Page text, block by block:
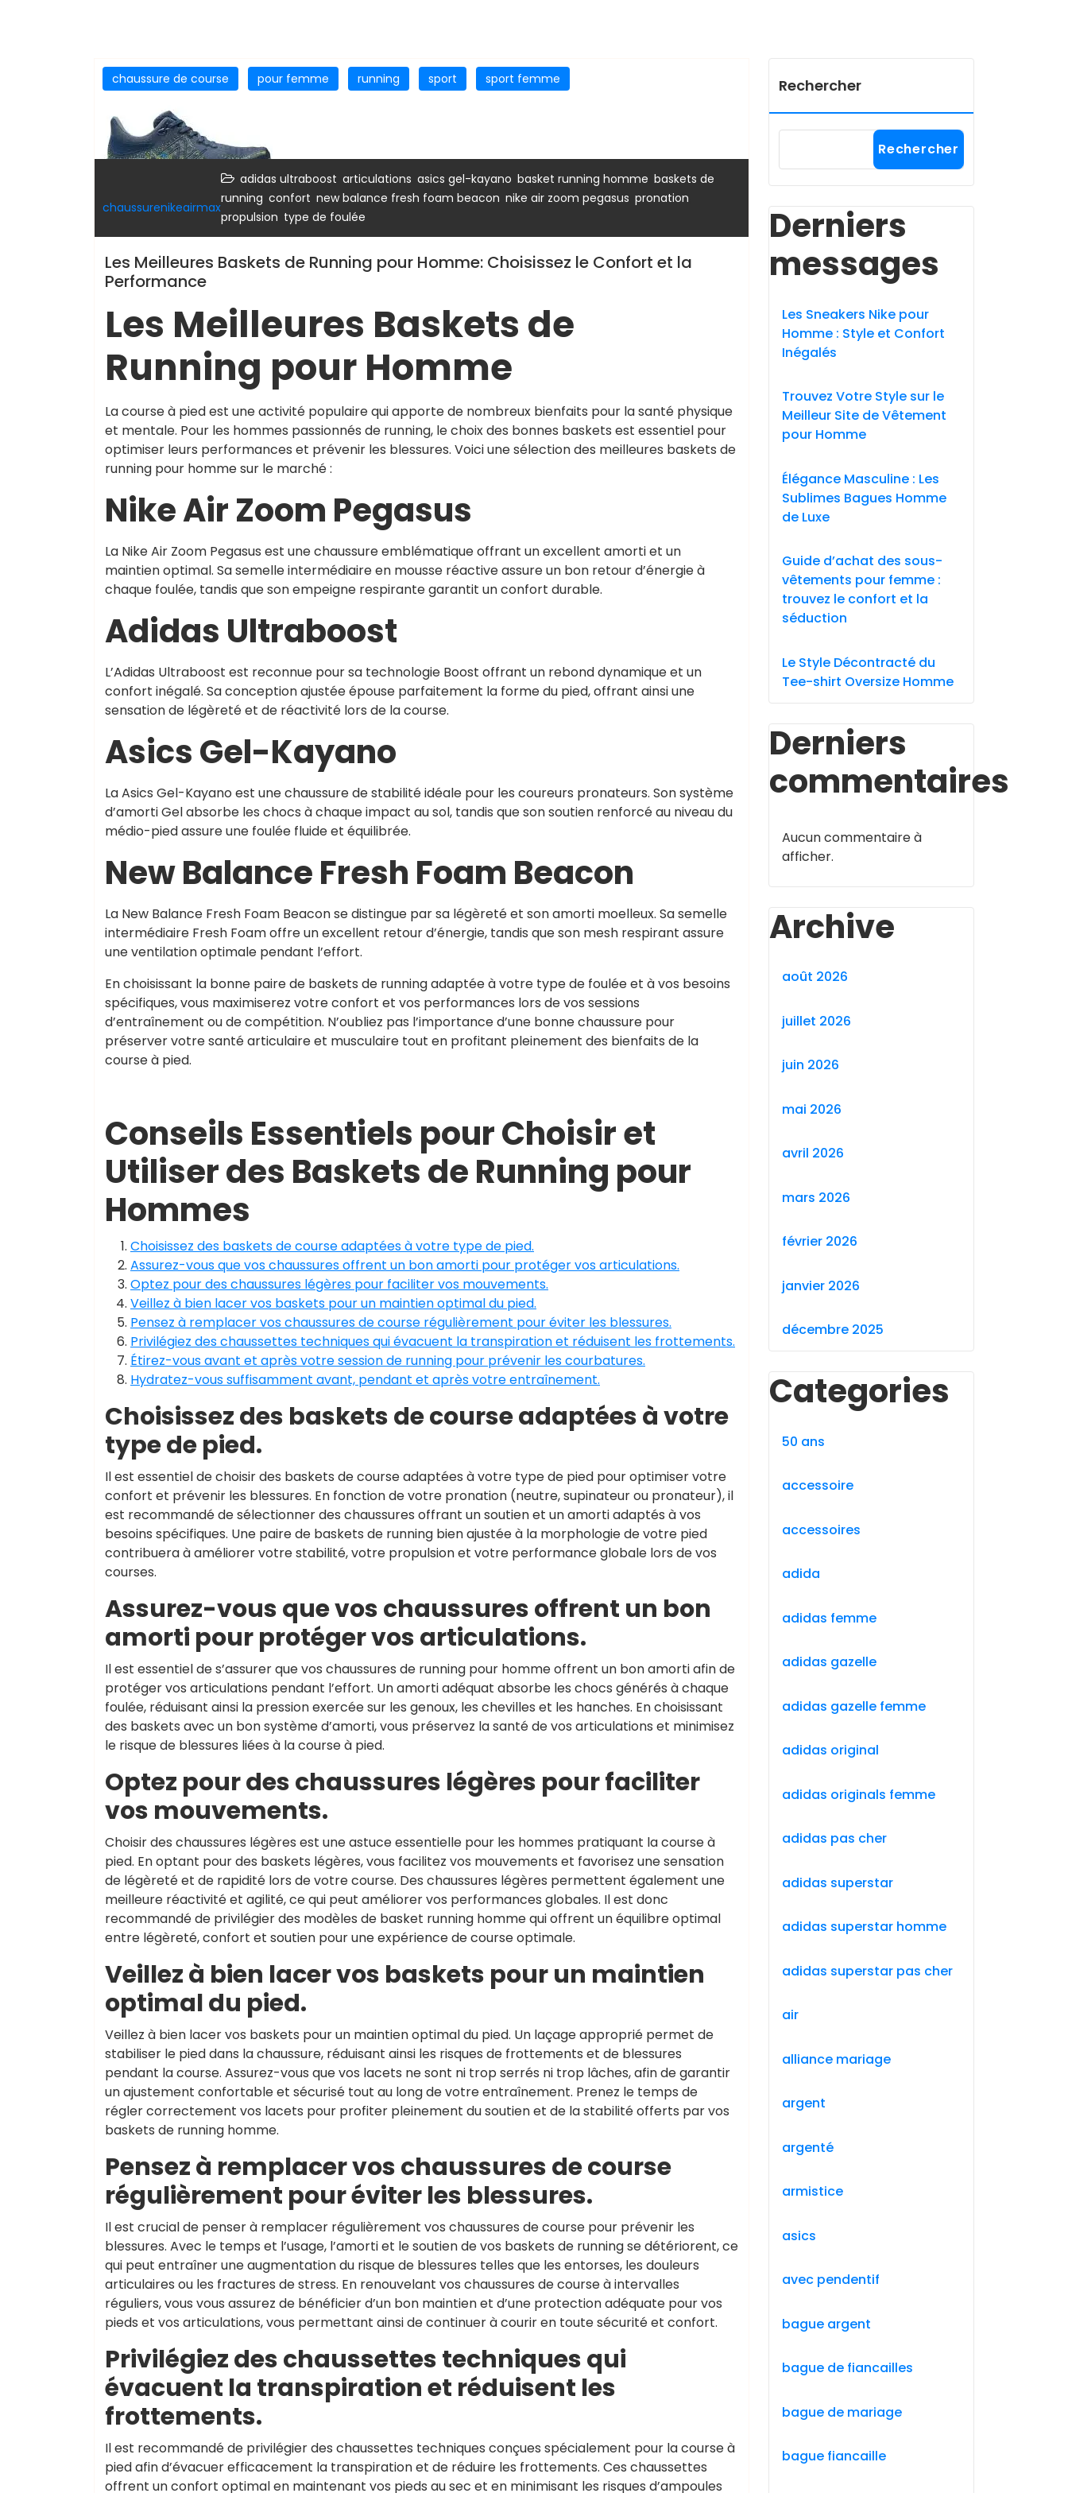
chaussure de course pour femme running sport sport femme
chaussurenikeairmax
adidas ultraboost articulations asics gel-kayano basket running homme baskets de
running confort new balance fresh foam beacon nike air zoom pegasus pronation
propulsion type de foulée
Les Meilleures Baskets de Running pour Homme: Choisissez le Confort et la
Performance
Les Meilleures Baskets de
Running pour Homme
La course à pied est une activité populaire qui apporte de nombreux bienfaits pour la santé physique
et mentale. Pour les hommes passionnés de running, le choix des bonnes baskets est essentiel pour
optimiser leurs performances et prévenir les blessures. Voici une sélection des meilleures baskets de
running pour homme sur le marché :
Nike Air Zoom Pegasus
La Nike Air Zoom Pegasus est une chaussure emblématique offrant un excellent amorti et un
maintien optimal. Sa semelle intermédiaire en mousse réactive assure un bon retour d’énergie à
chaque foulée, tandis que son empeigne respirante garantit un confort durable.
Adidas Ultraboost
L’Adidas Ultraboost est reconnue pour sa technologie Boost offrant un rebond dynamique et un
confort inégalé. Sa conception ajustée épouse parfaitement la forme du pied, offrant ainsi une
sensation de légèreté et de réactivité lors de la course.
Asics Gel-Kayano
La Asics Gel-Kayano est une chaussure de stabilité idéale pour les coureurs pronateurs. Son système
d’amorti Gel absorbe les chocs à chaque impact au sol, tandis que son soutien renforcé au niveau du
médio-pied assure une foulée fluide et équilibrée.
New Balance Fresh Foam Beacon
La New Balance Fresh Foam Beacon se distingue par sa légèreté et son amorti moelleux. Sa semelle
intermédiaire Fresh Foam offre un excellent retour d’énergie, tandis que son mesh respirant assure
une ventilation optimale pendant l’effort.
En choisissant la bonne paire de baskets de running adaptée à votre type de foulée et à vos besoins
spécifiques, vous maximiserez votre confort et vos performances lors de vos sessions
d’entraînement ou de compétition. N’oubliez pas l’importance d’une bonne chaussure pour
préserver votre santé articulaire et musculaire tout en profitant pleinement des bienfaits de la
course à pied.
Conseils Essentiels pour Choisir et
Utiliser des Baskets de Running pour
Hommes
Choisissez des baskets de course adaptées à votre type de pied.
Assurez-vous que vos chaussures offrent un bon amorti pour protéger vos articulations.
Optez pour des chaussures légères pour faciliter vos mouvements.
Veillez à bien lacer vos baskets pour un maintien optimal du pied.
Pensez à remplacer vos chaussures de course régulièrement pour éviter les blessures.
Privilégiez des chaussettes techniques qui évacuent la transpiration et réduisent les frottements.
Étirez-vous avant et après votre session de running pour prévenir les courbatures.
Hydratez-vous suffisamment avant, pendant et après votre entraînement.
Choisissez des baskets de course adaptées à votre
type de pied.
Il est essentiel de choisir des baskets de course adaptées à votre type de pied pour optimiser votre
confort et prévenir les blessures. En fonction de votre pronation (neutre, supinateur ou pronateur), il
est recommandé de sélectionner des chaussures offrant un soutien et un amorti adaptés à vos
besoins spécifiques. Une paire de baskets de running bien ajustée à la morphologie de votre pied
contribuera à améliorer votre stabilité, votre propulsion et votre performance globale lors de vos
courses.
Assurez-vous que vos chaussures offrent un bon
amorti pour protéger vos articulations.
Il est essentiel de s’assurer que vos chaussures de running pour homme offrent un bon amorti afin de
protéger vos articulations pendant l’effort. Un amorti adéquat absorbe les chocs générés à chaque
foulée, réduisant ainsi la pression exercée sur les genoux, les chevilles et les hanches. En choisissant
des baskets avec un bon système d’amorti, vous préservez la santé de vos articulations et minimisez
le risque de blessures liées à la course à pied.
Optez pour des chaussures légères pour faciliter
vos mouvements.
Choisir des chaussures légères est une astuce essentielle pour les hommes pratiquant la course à
pied. En optant pour des baskets légères, vous facilitez vos mouvements et favorisez une sensation
de légèreté et de rapidité lors de votre course. Des chaussures légères permettent également une
meilleure réactivité et agilité, ce qui peut améliorer vos performances globales. Il est donc
recommandé de privilégier des modèles de basket running homme qui offrent un équilibre optimal
entre légèreté, confort et soutien pour une expérience de course optimale.
Veillez à bien lacer vos baskets pour un maintien
optimal du pied.
Veillez à bien lacer vos baskets pour un maintien optimal du pied. Un laçage approprié permet de
stabiliser le pied dans la chaussure, réduisant ainsi les risques de frottements et de blessures
pendant la course. Assurez-vous que vos lacets ne sont ni trop serrés ni trop lâches, afin de garantir
un ajustement confortable et sécurisé tout au long de votre entraînement. Prenez le temps de
régler correctement vos lacets pour profiter pleinement du soutien et de la stabilité offerts par vos
baskets de running homme.
Pensez à remplacer vos chaussures de course
régulièrement pour éviter les blessures.
Il est crucial de penser à remplacer régulièrement vos chaussures de course pour prévenir les
blessures. Avec le temps et l’usage, l’amorti et le soutien de vos baskets de running se détériorent, ce
qui peut entraîner une augmentation du risque de blessures telles que les entorses, les douleurs
articulaires ou les fractures de stress. En renouvelant vos chaussures de course à intervalles
réguliers, vous vous assurez de bénéficier d’un bon maintien et d’une protection adéquate pour vos
pieds et vos articulations, vous permettant ainsi de continuer à courir en toute sécurité et confort.
Privilégiez des chaussettes techniques qui
évacuent la transpiration et réduisent les
frottements.
Il est recommandé de privilégier des chaussettes techniques conçues spécialement pour la course à
pied afin d’évacuer efficacement la transpiration et de réduire les frottements. Ces chaussettes
offrent un confort optimal en maintenant vos pieds au sec et en minimisant les risques d’ampoules
Rechercher
Rechercher
Derniers
messages
Les Sneakers Nike pour
Homme : Style et Confort
Inégalés
Trouvez Votre Style sur le
Meilleur Site de Vêtement
pour Homme
Élégance Masculine : Les
Sublimes Bagues Homme
de Luxe
Guide d’achat des sous-
vêtements pour femme :
trouvez le confort et la
séduction
Le Style Décontracté du
Tee-shirt Oversize Homme
Derniers
commentaires
Aucun commentaire à
afficher.
Archive
août 2026
juillet 2026
juin 2026
mai 2026
avril 2026
mars 2026
février 2026
janvier 2026
décembre 2025
Categories
50 ans
accessoire
accessoires
adida
adidas femme
adidas gazelle
adidas gazelle femme
adidas original
adidas originals femme
adidas pas cher
adidas superstar
adidas superstar homme
adidas superstar pas cher
air
alliance mariage
argent
argenté
armistice
asics
avec pendentif
bague argent
bague de fiancailles
bague de mariage
bague fiancaille